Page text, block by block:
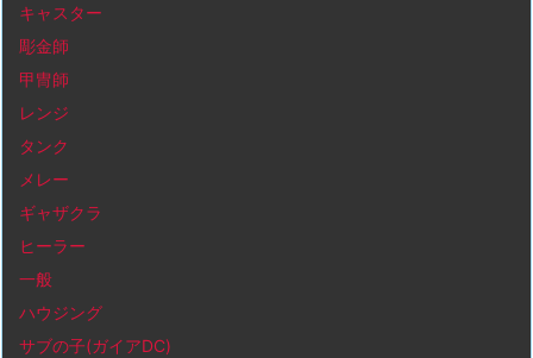
キャスター
彫金師
甲冑師
レンジ
タンク
メレー
ギャザクラ
ヒーラー
一般
ハウジング
サブの子(ガイアDC)